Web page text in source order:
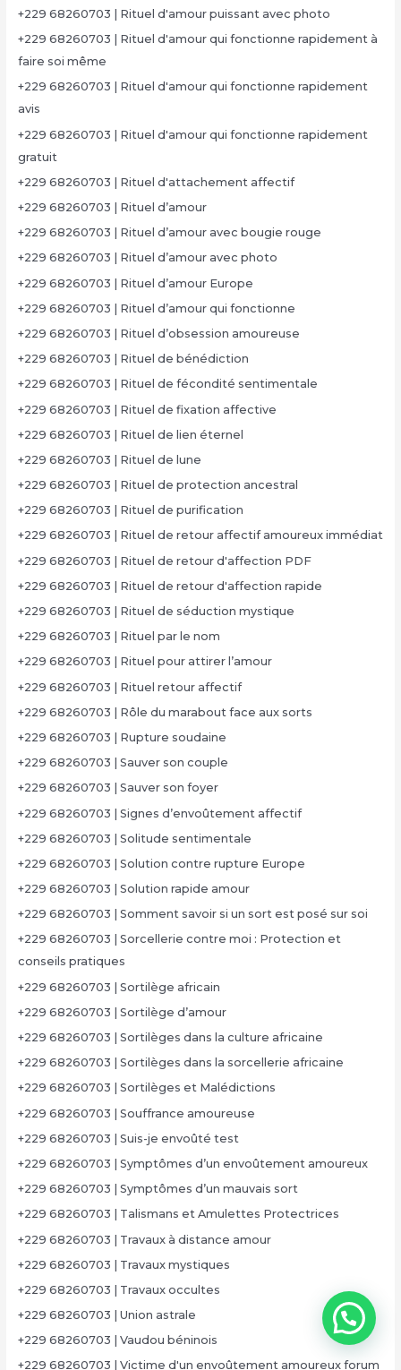
+229 68260703 | Rituel d'amour puissant avec photo
+229 68260703 | Rituel d'amour qui fonctionne rapidement à
faire soi même
+229 68260703 | Rituel d'amour qui fonctionne rapidement
avis
+229 68260703 | Rituel d'amour qui fonctionne rapidement
gratuit
+229 68260703 | Rituel d'attachement affectif
+229 68260703 | Rituel d’amour
+229 68260703 | Rituel d’amour avec bougie rouge
+229 68260703 | Rituel d’amour avec photo
+229 68260703 | Rituel d’amour Europe
+229 68260703 | Rituel d’amour qui fonctionne
+229 68260703 | Rituel d’obsession amoureuse
+229 68260703 | Rituel de bénédiction
+229 68260703 | Rituel de fécondité sentimentale
+229 68260703 | Rituel de fixation affective
+229 68260703 | Rituel de lien éternel
+229 68260703 | Rituel de lune
+229 68260703 | Rituel de protection ancestral
+229 68260703 | Rituel de purification
+229 68260703 | Rituel de retour affectif amoureux immédiat
+229 68260703 | Rituel de retour d'affection PDF
+229 68260703 | Rituel de retour d'affection rapide
+229 68260703 | Rituel de séduction mystique
+229 68260703 | Rituel par le nom
+229 68260703 | Rituel pour attirer l’amour
+229 68260703 | Rituel retour affectif
+229 68260703 | Rôle du marabout face aux sorts
+229 68260703 | Rupture soudaine
+229 68260703 | Sauver son couple
+229 68260703 | Sauver son foyer
+229 68260703 | Signes d’envoûtement affectif
+229 68260703 | Solitude sentimentale
+229 68260703 | Solution contre rupture Europe
+229 68260703 | Solution rapide amour
+229 68260703 | Somment savoir si un sort est posé sur soi
+229 68260703 | Sorcellerie contre moi : Protection et
conseils pratiques
+229 68260703 | Sortilège africain
+229 68260703 | Sortilège d’amour
+229 68260703 | Sortilèges dans la culture africaine
+229 68260703 | Sortilèges dans la sorcellerie africaine
+229 68260703 | Sortilèges et Malédictions
+229 68260703 | Souffrance amoureuse
+229 68260703 | Suis-je envoûté test
+229 68260703 | Symptômes d’un envoûtement amoureux
+229 68260703 | Symptômes d’un mauvais sort
+229 68260703 | Talismans et Amulettes Protectrices
+229 68260703 | Travaux à distance amour
+229 68260703 | Travaux mystiques
+229 68260703 | Travaux occultes
+229 68260703 | Union astrale
+229 68260703 | Vaudou béninois
+229 68260703 | Victime d'un envoûtement amoureux forum